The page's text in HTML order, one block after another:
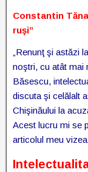
Constantin
ruşi”
„Renunţ şi astăzi
noştri, cu atât mai
Băsescu,
discuta şi celălalt
Chişinăului la
Acest lucru mi se
articolul meu